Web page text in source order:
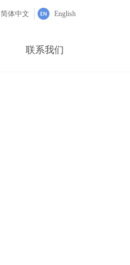
简体中文 English
联系我们